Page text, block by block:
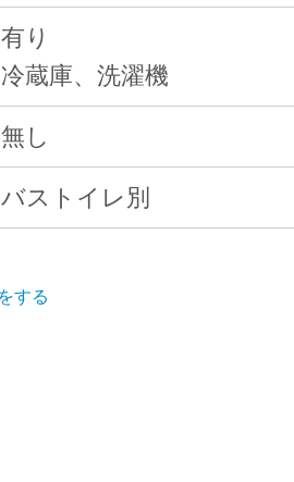
有り
冷蔵庫、洗濯機
無し
バストイレ別